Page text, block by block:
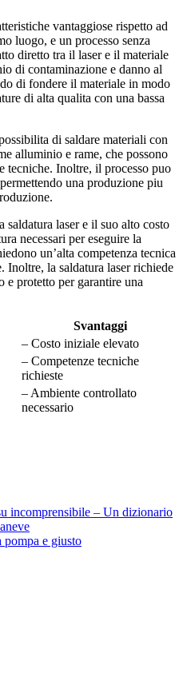
vantaggiose rispetto ad
luogo, e un processo senza
diretto tra il laser e il materiale
di contaminazione e danno al
di fondere il materiale in modo
di alta qualita con una bassa
di saldare materiali con
alluminio e rame, che possono
tecniche. Inoltre, il processo puo
una produzione piu
laser e il suo alto costo
necessari per eseguire la
un’alta competenza tecnica
Inoltre, la saldatura laser richiede
e protetto per garantire una
Svantaggi
– Costo iniziale elevato
– Competenze tecniche
richieste
– Ambiente controllato
necessario
incomprensibile – Un dizionario
pompa e giusto